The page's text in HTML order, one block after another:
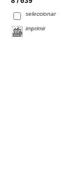
seleccionar
imprimir